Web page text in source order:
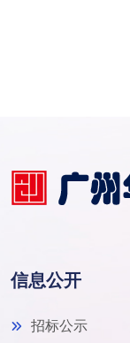
信息公开
招标公示